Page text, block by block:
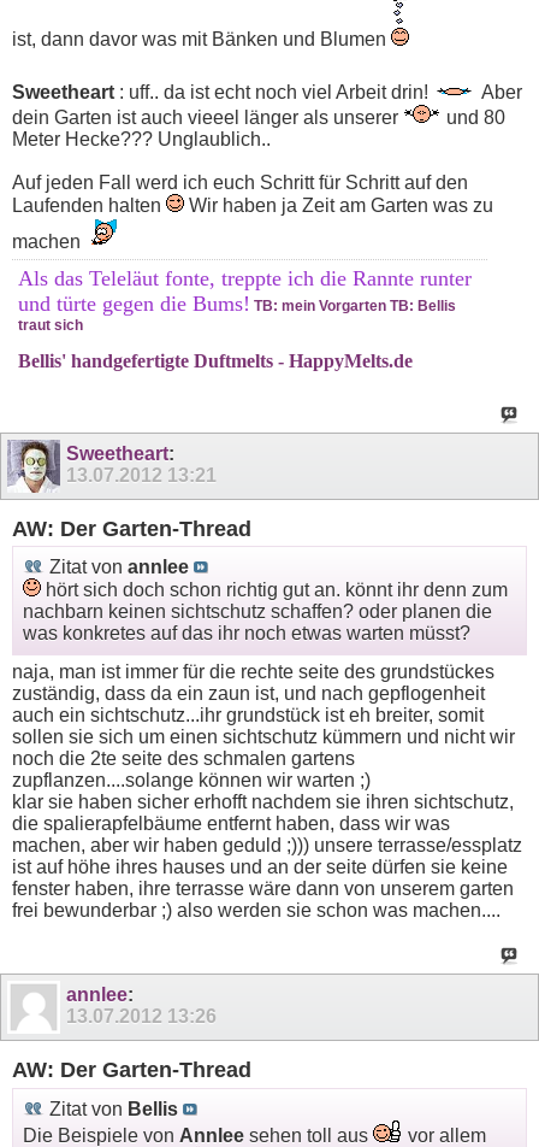
ist, dann davor was mit Bänken und Blumen
Sweetheart : uff.. da ist echt noch viel Arbeit drin!
Aber
dein Garten ist auch vieeel länger als unserer
und 80
Meter Hecke??? Unglaublich..
Auf jeden Fall werd ich euch Schritt für Schritt auf den
Laufenden halten
Wir haben ja Zeit am Garten was zu
machen
Als das Teleläut fonte, treppte ich die Rannte runter
und türte gegen die Bums! TB: mein Vorgarten TB: Bellis
traut sich
Bellis' handgefertigte Duftmelts - HappyMelts.de
Sweetheart:
13.07.2012 13:21
AW: Der Garten-Thread
Zitat von annlee
hört sich doch schon richtig gut an. könnt ihr denn zum
nachbarn keinen sichtschutz schaffen? oder planen die
was konkretes auf das ihr noch etwas warten müsst?
naja, man ist immer für die rechte seite des grundstückes
zuständig, dass da ein zaun ist, und nach gepflogenheit
auch ein sichtschutz...ihr grundstück ist eh breiter, somit
sollen sie sich um einen sichtschutz kümmern und nicht wir
noch die 2te seite des schmalen gartens
zupflanzen....solange können wir warten ;)
klar sie haben sicher erhofft nachdem sie ihren sichtschutz,
die spalierapfelbäume entfernt haben, dass wir was
machen, aber wir haben geduld ;))) unsere terrasse/essplatz
ist auf höhe ihres hauses und an der seite dürfen sie keine
fenster haben, ihre terrasse wäre dann von unserem garten
frei bewunderbar ;) also werden sie schon was machen....
annlee:
13.07.2012 13:26
AW: Der Garten-Thread
Zitat von Bellis
Die Beispiele von Annlee sehen toll aus
vor allem